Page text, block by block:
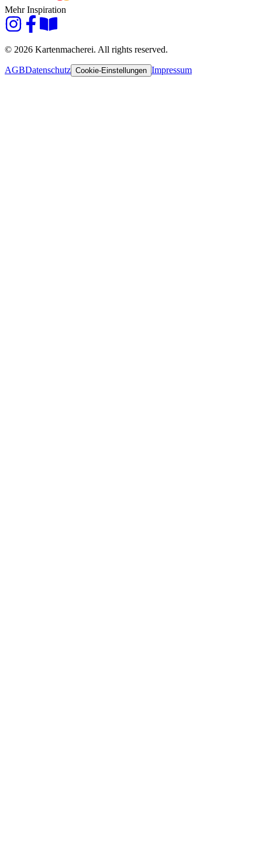
Mehr Inspiration
© 2026 Kartenmacherei. All rights reserved.
AGBDatenschutz Cookie-Einstellungen Impressum